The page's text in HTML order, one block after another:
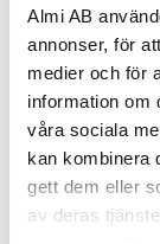
Almi AB
annonser, för
medier och för
information om
våra sociala
kan kombinera
gett dem eller
av deras
Vi
Vår
veckor
ett